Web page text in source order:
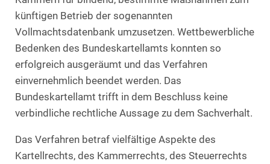
künftigen Betrieb der sogenannten
Vollmachtsdatenbank umzusetzen. Wettbewerbliche
Bedenken des Bundeskartellamts konnten so
erfolgreich ausgeräumt und das Verfahren
einvernehmlich beendet werden. Das
Bundeskartellamt trifft in dem Beschluss keine
verbindliche rechtliche Aussage zu dem Sachverhalt.
Das Verfahren betraf vielfältige Aspekte des
Kartellrechts, des Kammerrechts, des Steuerrechts